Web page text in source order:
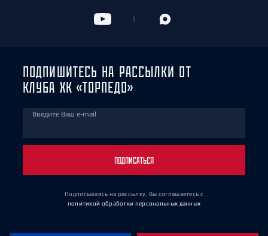
ПОДПИШИТЕСЬ НА РАССЫЛКИ ОТ
КЛУБА ХК «ТОРПЕДО»
Введите Ваш e-mail
ПОДПИСАТЬСЯ
Подписываясь на рассылку, Вы соглашаетесь с
политикой обработки персональных данных